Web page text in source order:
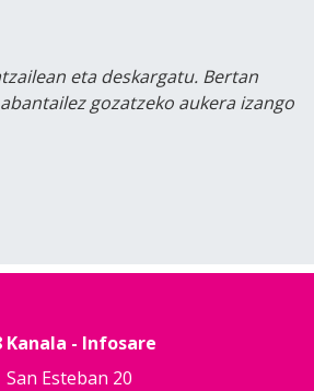
eta deskargatu. Bertan
gozatzeko aukera izango
Kanala - Infosare
San Esteban 20